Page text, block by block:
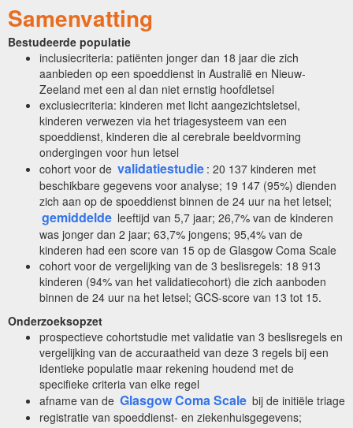
Samenvatting
Bestudeerde populatie
inclusiecriteria: patiënten jonger dan 18 jaar die zich
aanbieden op een spoeddienst in Australië en Nieuw-
Zeeland met een al dan niet ernstig hoofdletsel
exclusiecriteria: kinderen met licht aangezichtsletsel,
kinderen verwezen via het triagesysteem van een
spoeddienst, kinderen die al cerebrale beeldvorming
ondergingen voor hun letsel
cohort voor de validatiestudie : 20 137 kinderen met
beschikbare gegevens voor analyse; 19 147 (95%) dienden
zich aan op de spoeddienst binnen de 24 uur na het letsel;
gemiddelde leeftijd van 5,7 jaar; 26,7% van de kinderen
was jonger dan 2 jaar; 63,7% jongens; 95,4% van de
kinderen had een score van 15 op de Glasgow Coma Scale
cohort voor de vergelijking van de 3 beslisregels: 18 913
kinderen (94% van het validatiecohort) die zich aanboden
binnen de 24 uur na het letsel; GCS-score van 13 tot 15.
Onderzoeksopzet
prospectieve cohortstudie met validatie van 3 beslisregels en
vergelijking van de accuraatheid van deze 3 regels bij een
identieke populatie maar rekening houdend met de
specifieke criteria van elke regel
afname van de Glasgow Coma Scale bij de initiële triage
registratie van spoeddienst- en ziekenhuisgegevens;